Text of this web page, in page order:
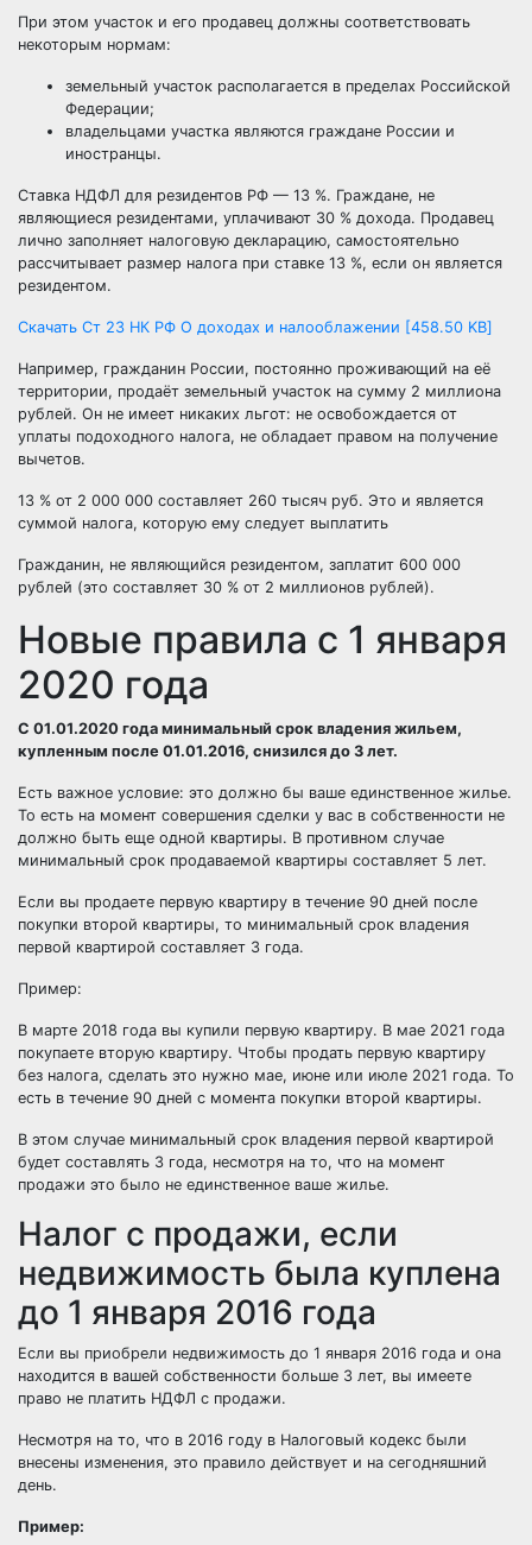
При этом участок и его продавец должны соответствовать
некоторым нормам:
земельный участок располагается в пределах Российской
Федерации;
владельцами участка являются граждане России и
иностранцы.
Ставка НДФЛ для резидентов РФ — 13 %. Граждане, не
являющиеся резидентами, уплачивают 30 % дохода. Продавец
лично заполняет налоговую декларацию, самостоятельно
рассчитывает размер налога при ставке 13 %, если он является
резидентом.
Скачать Ст 23 НК РФ О доходах и налооблажении [458.50 KB]
Например, гражданин России, постоянно проживающий на её
территории, продаёт земельный участок на сумму 2 миллиона
рублей. Он не имеет никаких льгот: не освобождается от
уплаты подоходного налога, не обладает правом на получение
вычетов.
13 % от 2 000 000 составляет 260 тысяч руб. Это и является
суммой налога, которую ему следует выплатить
Гражданин, не являющийся резидентом, заплатит 600 000
рублей (это составляет 30 % от 2 миллионов рублей).
Новые правила с 1 января
2020 года
С 01.01.2020 года минимальный срок владения жильем,
купленным после 01.01.2016, снизился до 3 лет.
Есть важное условие: это должно бы ваше единственное жилье.
То есть на момент совершения сделки у вас в собственности не
должно быть еще одной квартиры. В противном случае
минимальный срок продаваемой квартиры составляет 5 лет.
Если вы продаете первую квартиру в течение 90 дней после
покупки второй квартиры, то минимальный срок владения
первой квартирой составляет 3 года.
Пример:
В марте 2018 года вы купили первую квартиру. В мае 2021 года
покупаете вторую квартиру. Чтобы продать первую квартиру
без налога, сделать это нужно мае, июне или июле 2021 года. То
есть в течение 90 дней с момента покупки второй квартиры.
В этом случае минимальный срок владения первой квартирой
будет составлять 3 года, несмотря на то, что на момент
продажи это было не единственное ваше жилье.
Налог с продажи, если
недвижимость была куплена
до 1 января 2016 года
Если вы приобрели недвижимость до 1 января 2016 года и она
находится в вашей собственности больше 3 лет, вы имеете
право не платить НДФЛ с продажи.
Несмотря на то, что в 2016 году в Налоговый кодекс были
внесены изменения, это правило действует и на сегодняшний
день.
Пример: